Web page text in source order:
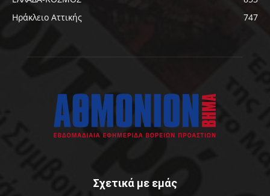
Ηράκλειο Αττικής
747
Σχετικά με εμάς